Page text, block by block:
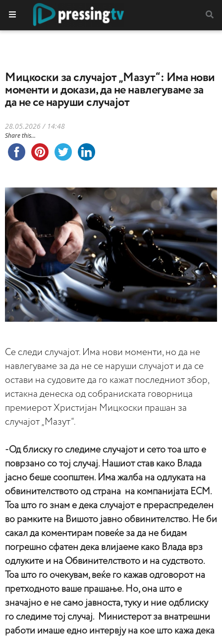
Mицкоски за случајот „Мазут“: Има нови
моменти и докази, да не навлегуваме за
да не се наруши случајот
28.05.2026 / 14:48
Share this...
Се следи случајот. Има нови моменти, но да не
навлегуваме за да не се наруши случајот и да се
остави на судовите да го кажат последниот збор,
истакна денеска од собраниската говорница
премиерот Христијан Мицкоски прашан за
случајот „Мазут“.
-Од блиску го следиме случајот и сето тоа што е
поврзано со тој случај. Нашиот став како Влада
јасно беше соопштен. Има жалба на одлуката на
обвинителството од страна на компанијата ЕСМ.
Тоа што го знам е дека случајот е прераспределен
во рамките на Вишото јавно обвинителство. Не би
сакал да коментирам повеќе за да не бидам
погрешно сфатен дека влијаеме како Влада врз
одлуките и на Обвинителството и на судството.
Тоа што го очекувам, веќе го кажав одговорот на
претходното ваше прашање. Но, она што е
значајно е не само јавноста, туку и ние одблиску
го следиме тој случај. Министерот за внатрешни
работи имаше едно интервју на кое што кажа дека